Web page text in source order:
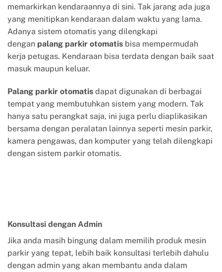
memarkirkan kendaraannya di sini. Tak jarang ada juga
yang menitipkan kendaraan dalam waktu yang lama.
Adanya sistem otomatis yang dilengkapi
dengan palang parkir otomatis bisa mempermudah
kerja petugas. Kendaraan bisa terdata dengan baik saat
masuk maupun keluar.
Palang parkir otomatis dapat digunakan di berbagai
tempat yang membutuhkan sistem yang modern. Tak
hanya satu perangkat saja, ini juga perlu diaplikasikan
bersama dengan peralatan lainnya seperti mesin parkir,
kamera pengawas, dan komputer yang telah dilengkapi
dengan sistem parkir otomatis.
Konsultasi dengan Admin
Jika anda masih bingung dalam memilih produk mesin
parkir yang tepat, lebih baik konsultasi terlebih dahulu
dengan admin yang akan membantu anda dalam